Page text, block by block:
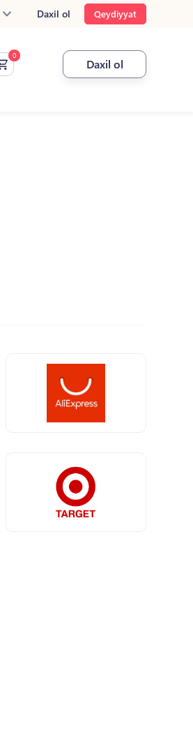
Daxil ol Qeydiyyat
Daxil ol